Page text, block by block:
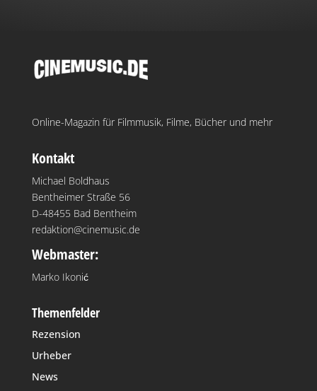
Online-Magazin für Filmmusik, Filme, Bücher und mehr
Kontakt
Michael Boldhaus
Bentheimer Straße 56
D-48455 Bad Bentheim
redaktion@cinemusic.de
Webmaster:
Marko Ikonić
Themenfelder
Rezension
Urheber
News